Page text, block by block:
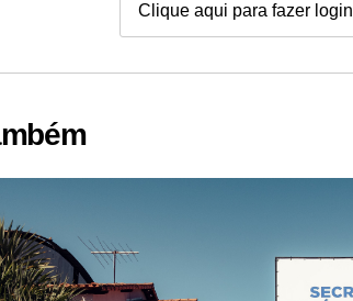
Clique aqui para fazer login